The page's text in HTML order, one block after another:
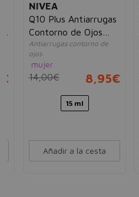
NIVEA
Q10 Plus Antiarrugas
Contorno de Ojos
Crema
Antiarrugas contorno de
ojos
mujer
14,00€ 8,95€
15 ml
Añadir a la cesta